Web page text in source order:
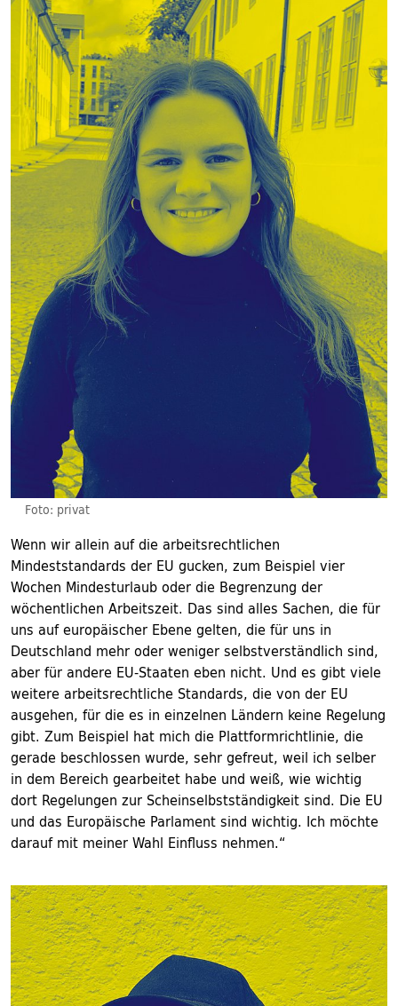
Foto: privat
Wenn wir allein auf die arbeitsrechtlichen
Mindeststandards der EU gucken, zum Beispiel vier
Wochen Mindesturlaub oder die Begrenzung der
wöchentlichen Arbeitszeit. Das sind alles Sachen, die für
uns auf europäischer Ebene gelten, die für uns in
Deutschland mehr oder weniger selbstverständlich sind,
aber für andere EU-Staaten eben nicht. Und es gibt viele
weitere arbeitsrechtliche Standards, die von der EU
ausgehen, für die es in einzelnen Ländern keine Regelung
gibt. Zum Beispiel hat mich die Plattformrichtlinie, die
gerade beschlossen wurde, sehr gefreut, weil ich selber
in dem Bereich gearbeitet habe und weiß, wie wichtig
dort Regelungen zur Scheinselbstständigkeit sind. Die EU
und das Europäische Parlament sind wichtig. Ich möchte
darauf mit meiner Wahl Einfluss nehmen.“